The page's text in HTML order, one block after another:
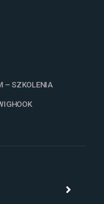
– SZKOLENIA